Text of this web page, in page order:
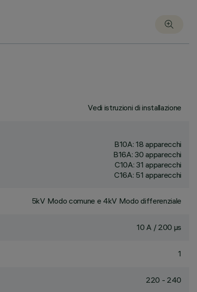
Vedi istruzioni di installazione
B10A: 18 apparecchi
B16A: 30 apparecchi
C10A: 31 apparecchi
C16A: 51 apparecchi
5kV Modo comune e 4kV Modo differenziale
10 A / 200 µs
1
220 - 240